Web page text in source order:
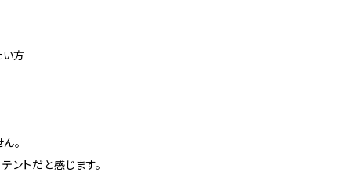
い方
。
ントだと感じます。